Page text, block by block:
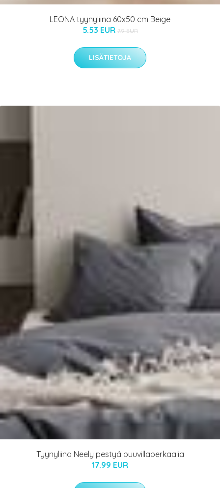
LEONA tyynyliina 60x50 cm Beige
5.53 EUR 7.9 EUR
LISÄTIETOJA
Tyynyliina Neely pestyä puuvillaperkaalia
17.99 EUR